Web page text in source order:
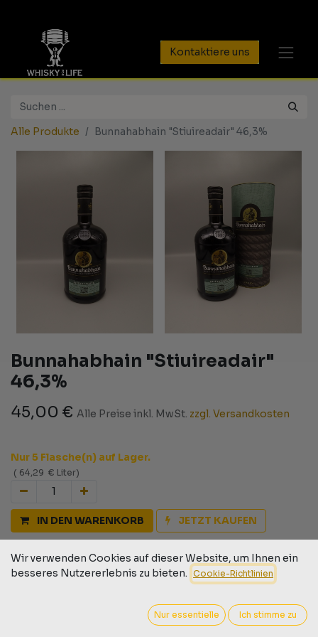
Kontaktiere uns
Alle Produkte Bunnahabhain "Stiuireadair" 46,3%
Bunnahabhain "Stiuireadair"
46,3%
45,00 € Alle Preise inkl. MwSt. zzgl. Versandkosten
Nur 5 Flasche(n) auf Lager.
( 64,29 € Liter)
IN DEN WARENKORB JETZT KAUFEN
Geschäftsbedingungen
Versand: 2-3 Geschäftstage
Wir verwenden Cookies auf dieser Website, um Ihnen ein
besseres Nutzererlebnis zu bieten. Cookie-Richtlinien
Nur essentielle Ich stimme zu